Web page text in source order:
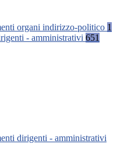
organi indirizzo-politico 1
- amministrativi 651
dirigenti - amministrativi